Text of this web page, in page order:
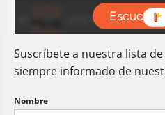
Suscríbete a nuestra lista
siempre informado de
Nombre